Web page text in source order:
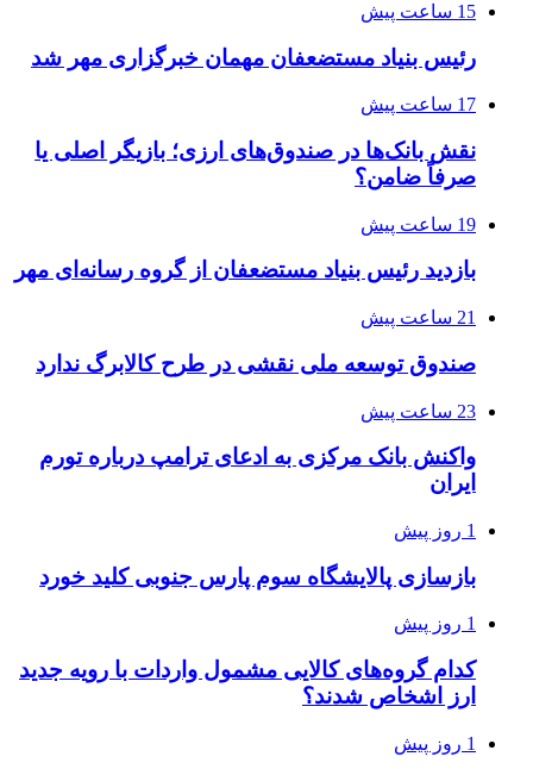
15 ساعت پیش
رئیس بنیاد مستضعفان مهمان خبرگزاری مهر شد
17 ساعت پیش
نقش بانک‌ها در صندوق‌های ارزی؛ بازیگر اصلی یا
صرفاً ضامن؟
19 ساعت پیش
بازدید رئیس بنیاد مستضعفان از گروه رسانه‌ای مهر
21 ساعت پیش
صندوق توسعه ملی نقشی در طرح کالابرگ ندارد
23 ساعت پیش
واکنش بانک مرکزی به ادعای ترامپ درباره تورم
ایران
1 روز پیش
بازسازی پالایشگاه سوم پارس جنوبی کلید خورد
1 روز پیش
کدام گروه‌های کالایی مشمول واردات با رویه جدید
ارز اشخاص شدند؟
1 روز پیش